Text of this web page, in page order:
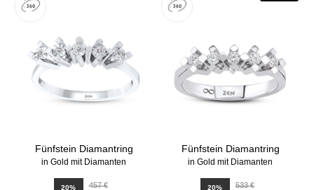
Fünfstein Diamantring
in Gold mit Diamanten
20%
457 €
Fünfstein Diamantring
in Gold mit Diamanten
20%
533 €